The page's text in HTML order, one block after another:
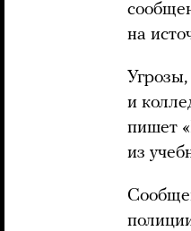
на
и
пишет
из